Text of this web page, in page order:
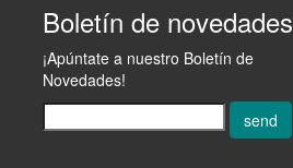
Boletín de novedades
¡Apúntate a nuestro Boletín de
Novedades!
send